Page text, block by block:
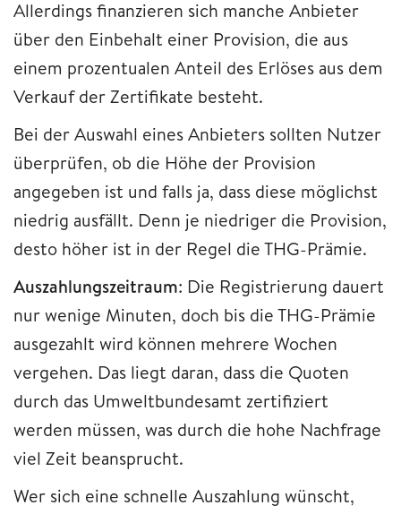
Allerdings finanzieren sich manche Anbieter
über den Einbehalt einer Provision, die aus
einem prozentualen Anteil des Erlöses aus dem
Verkauf der Zertifikate besteht.
Bei der Auswahl eines Anbieters sollten Nutzer
überprüfen, ob die Höhe der Provision
angegeben ist und falls ja, dass diese möglichst
niedrig ausfällt. Denn je niedriger die Provision,
desto höher ist in der Regel die THG-Prämie.
Auszahlungszeitraum: Die Registrierung dauert
nur wenige Minuten, doch bis die THG-Prämie
ausgezahlt wird können mehrere Wochen
vergehen. Das liegt daran, dass die Quoten
durch das Umweltbundesamt zertifiziert
werden müssen, was durch die hohe Nachfrage
viel Zeit beansprucht.
Wer sich eine schnelle Auszahlung wünscht,